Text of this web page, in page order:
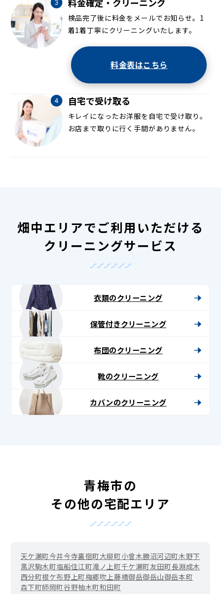
検品完了後に料金をメールでお知らせ。1
着1着丁寧にクリーニングいたします。
料金表はこちら
自宅で受け取る
キレイになったお洋服を自宅で受け取り。
お店まで取りに行く手間がありません。
畑中エリアでご利用いただける
クリーニングサービス
衣類のクリーニング
保管付きクリーニング
布団のクリーニング
靴のクリーニング
カバンのクリーニング
青梅市の
その他の宅配エリア
天ケ瀬町今井今寺裏宿町大柳町小曾木勝沼河辺町木野下
黒沢駒木町塩船住江町滝ノ上町千ケ瀬町友田町長淵成木
西分町根ケ布野上町梅郷吹上藤橋御岳御岳山御岳本町
森下町師岡町谷野柚木町和田町